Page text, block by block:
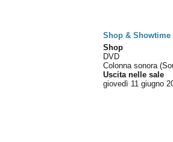
Shop & Showtime
Shop
DVD
Colonna sonora
Uscita nelle sale
giovedì 11 giugno